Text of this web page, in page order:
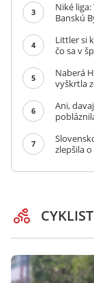
3
Niké
Banskú
4
Littler si
čo sa v
5
Naberá
vyškrtla
6
Ani,
7
zlepšila